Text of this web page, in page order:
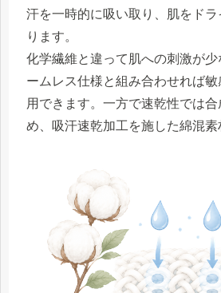
汗を一時的に吸い取り、肌をド
ります。
化学繊維と違って肌への刺激が
ームレス仕様と組み合わせれば
用できます。一方で速乾性では
め、吸汗速乾加工を施した綿混素